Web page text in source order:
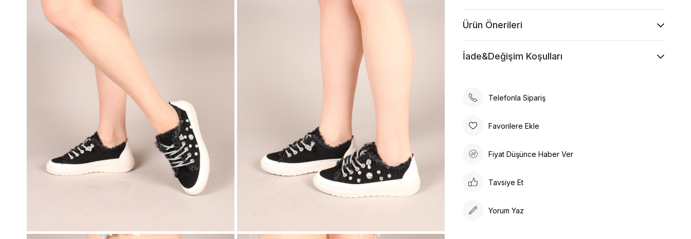
Ürün Önerileri
İade&Değişim Koşulları
Telefonla Sipariş
Favorilere Ekle
Fiyat Düşünce Haber Ver
Tavsiye Et
Yorum Yaz